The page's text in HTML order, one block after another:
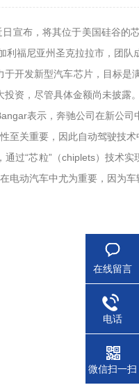
宣布，将其位于美国硅谷的
利福尼亚州圣克拉拉市，团
开发新型汽车芯片，目标
资，尽管具体金额尚未披
表示，奔驰公司在新公
至关重要，因此自动驾驶技
过“芯粒”（chiplets）技术
电动汽车中尤为重要，因为
在线留言
电话
微信扫一扫